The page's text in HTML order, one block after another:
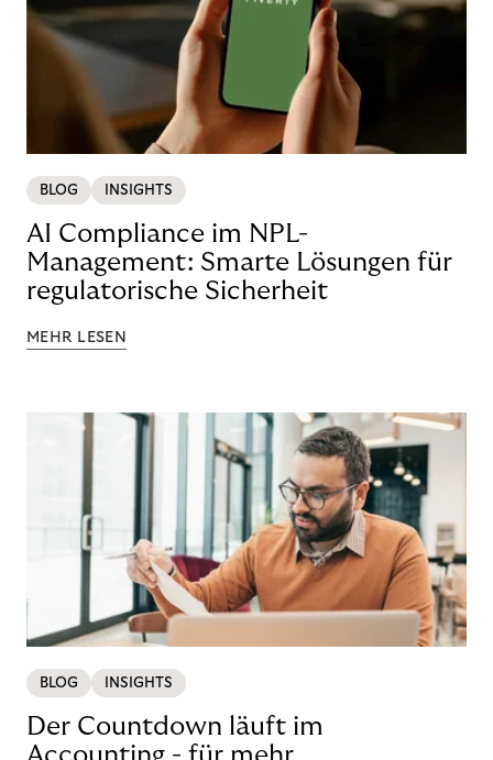
BLOG INSIGHTS
AI Compliance im NPL-
Management: Smarte Lösungen für
regulatorische Sicherheit
MEHR LESEN
BLOG INSIGHTS
Der Countdown läuft im